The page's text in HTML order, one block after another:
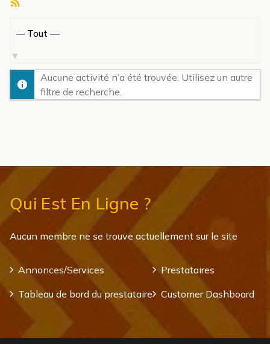
par
activité:
Aucune activité n’a été trouvée. Utilisez un autre
filtre de recherche.
Qui Est En Ligne ?
Aucun membre ne se trouve actuellement sur le site
Annonces/Services
Prestataires
Tableau de bord du prestataire
Customer Dashboard